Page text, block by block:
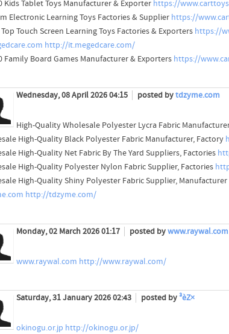
Kids Tablet Toys Manufacturer & Exporter https://
Electronic Learning Toys Factories & Supplier https://
Touch Screen Learning Toys Factories & Exporters https://
http://it.megedcare.com/
Family Board Games Manufacturer & Exporters https://
Wednesday, 08 April 2026 04:15 posted bytdzyme.com
High-Quality Wholesale Polyester Lycra Fabric
High-Quality Black Polyester Fabric Manufacturer, Factory
High-Quality Net Fabric By The Yard Suppliers, Factories
High-Quality Polyester Nylon Fabric Supplier, Factories
High-Quality Shiny Polyester Fabric Supplier, Manufacturer
http://tdzyme.com/
Monday, 02 March 2026 01:17 posted bywww.raywal.com
www.raywal.com http://www.raywal.com/
Saturday, 31 January 2026 02:43 posted by³èZ×
okinogu.or.jp http://okinogu.or.jp/